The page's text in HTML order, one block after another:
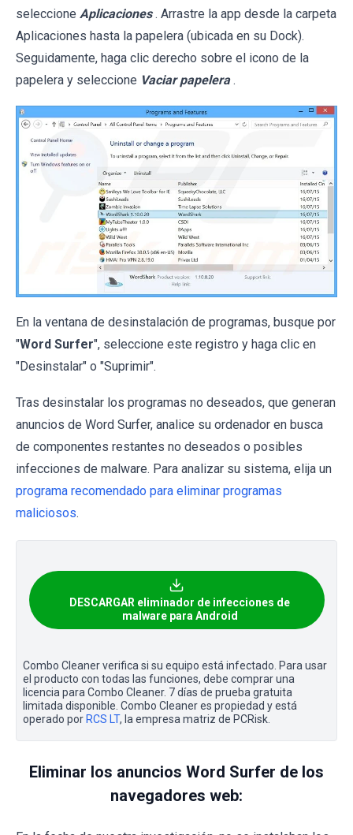
seleccione Aplicaciones . Arrastre la app desde la carpeta
Aplicaciones hasta la papelera (ubicada en su Dock).
Seguidamente, haga clic derecho sobre el icono de la
papelera y seleccione Vaciar papelera .
En la ventana de desinstalación de programas, busque por
"Word Surfer", seleccione este registro y haga clic en
"Desinstalar" o "Suprimir".
Tras desinstalar los programas no deseados, que generan
anuncios de Word Surfer, analice su ordenador en busca
de componentes restantes no deseados o posibles
infecciones de malware. Para analizar su sistema, elija un
programa recomendado para eliminar programas
maliciosos.
DESCARGAR eliminador de infecciones de
malware para Android
Combo Cleaner verifica si su equipo está infectado. Para usar
el producto con todas las funciones, debe comprar una
licencia para Combo Cleaner. 7 días de prueba gratuita
limitada disponible. Combo Cleaner es propiedad y está
operado por RCS LT, la empresa matriz de PCRisk.
Eliminar los anuncios Word Surfer de los
navegadores web: